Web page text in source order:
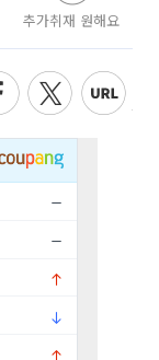
추가취재 원해요